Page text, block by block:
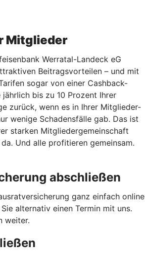
Mitglieder
Werratal-Landeck eG
Beitragsvorteilen – und mit
sogar von einer Cashback-
jährlich bis zu 10 Prozent Ihrer
zurück, wenn es in Ihrer Mitglieder-
wenige Schadensfälle gab. Das ist
starken Mitgliedergemeinschaft
Und alle profitieren gemeinsam.
abschließen
ganz einfach online
alternativ einen Termin mit uns.
weiter.